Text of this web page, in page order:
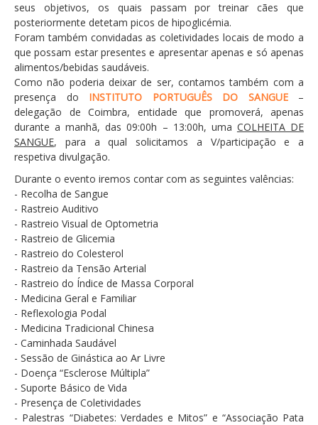
Culturais
Desportivos
Escolas
Empresas
Património
Arqueológico
Edificado
Natural
Religioso
Turismo e Lazer
Alojamento
Artesanato
Cafés/Restaurantes
Feiras, Festas e Romarias
Gastronomia
Percursos e Roteiros
GALERIA DE FOTOS
seus objetivos, os quais passam por treinar cães que
posteriormente detetam picos de hipoglicémia.
Foram também convidadas as coletividades locais de modo a
que possam estar presentes e apresentar apenas e só apenas
alimentos/bebidas saudáveis.
Como não poderia deixar de ser, contamos também com a
presença do
INSTITUTO PORTUGUÊS DO SANGUE–
delegação de Coimbra, entidade que promoverá, apenas
durante a manhã, das 09:00h – 13:00h, uma COLHEITA DE
SANGUE, para a qual solicitamos a V/participação e a
respetiva divulgação.
Durante o evento iremos contar com as seguintes valências:
- Recolha de Sangue
- Rastreio Auditivo
- Rastreio Visual de Optometria
- Rastreio de Glicemia
- Rastreio do Colesterol
- Rastreio da Tensão Arterial
- Rastreio do Índice de Massa Corporal
- Medicina Geral e Familiar
- Reflexologia Podal
- Medicina Tradicional Chinesa
- Caminhada Saudável
- Sessão de Ginástica ao Ar Livre
- Doença “Esclerose Múltipla”
- Suporte Básico de Vida
- Presença de Coletividades
- Palestras “Diabetes: Verdades e Mitos” e “Associação Pata